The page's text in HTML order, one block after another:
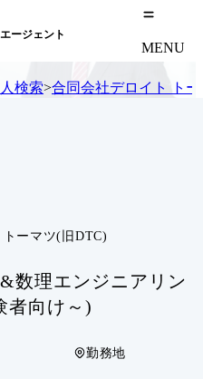
ージェント
MENU
検索>合同会社デロイト ト
ーマツ(旧DTC)
数理エンジニアリン
者向け～)
勤務地